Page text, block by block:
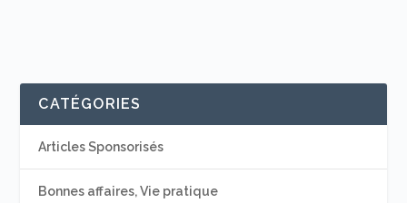
CATÉGORIES
Articles Sponsorisés
Bonnes affaires, Vie pratique